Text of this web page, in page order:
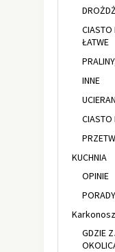
CIASTO
ŁATWE
INNE
CIASTO
KUCHNIA
OPINIE
PORADY
GDZIE